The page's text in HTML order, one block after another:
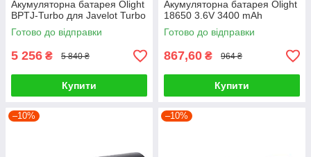
Акумуляторна батарея Olight
BPTJ-Turbo для Javelot Turbo
Готово до відправки
5 256 ₴ 5 840 ₴
Купити
Акумуляторна батарея Olight
18650 3.6V 3400 mAh
Готово до відправки
867,60 ₴ 964 ₴
Купити
–10% –10%